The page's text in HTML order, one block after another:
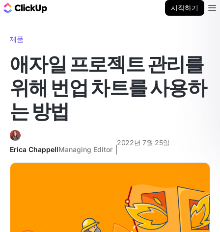
시작하기
제품
애자일 프로젝트 관리를
위해 번업 차트를 사용하
는 방법
Erica ChappellManaging Editor
2022년 7월 25일